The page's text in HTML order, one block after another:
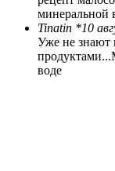
минеральной
Tinatin *10
Уже не знают
продуктами...
воде